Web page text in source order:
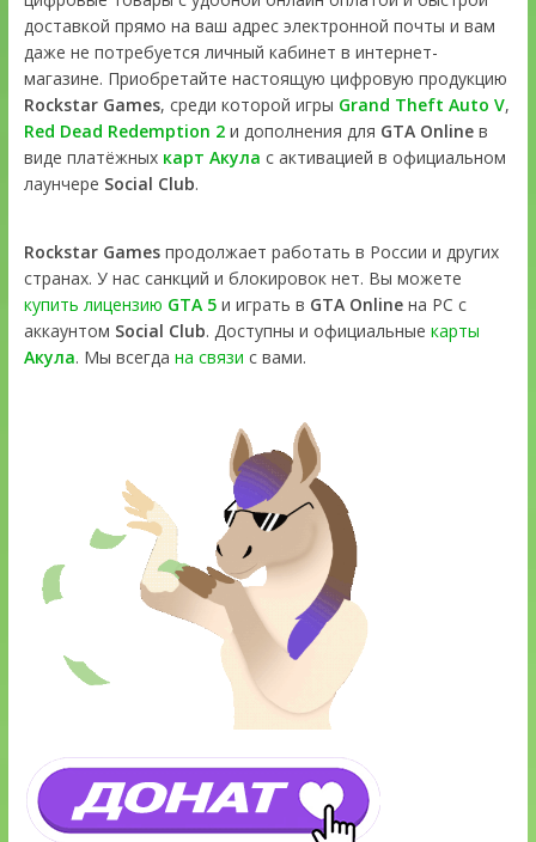
доставкой прямо на ваш адрес электронной почты и вам
даже не потребуется личный кабинет в интернет-
магазине. Приобретайте настоящую цифровую продукцию
Rockstar Games, среди которой игры Grand Theft Auto V,
Red Dead Redemption 2и дополнения для GTA Onlineв
виде платёжных карт Акула с активацией в официальном
лаунчере Social Club.
Rockstar Gamesпродолжает работать в России и других
странах. У нас санкций и блокировок нет. Вы можете
купить лицензию GTA 5и играть в GTA Onlineна PC с
аккаунтом Social Club. Доступны и официальные карты
Акула. Мы всегда на связи с вами.